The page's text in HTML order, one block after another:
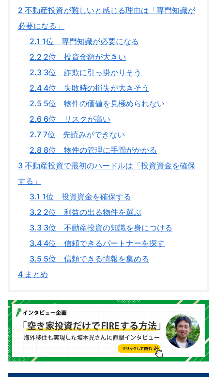
2 不動産投資が難しいと感じる理由は「専門知識が
必要になる」
2.1 1位 専門知識が必要になる
2.2 2位 投資金額が大きい
2.3 3位 詐欺に引っ掛かりそう
2.4 4位 失敗時の損失が大きそう
2.5 5位 物件の価値を見極められない
2.6 6位 リスクが高い
2.7 7位 先読みができない
2.8 8位 物件の管理に手間がかかる
3 不動産投資で最初のハードルは「投資資金を確保
する」
3.1 1位 投資資金を確保する
3.2 2位 利益の出る物件を選ぶ
3.3 3位 不動産投資の知識を身につける
3.4 4位 信頼できるパートナーを探す
3.5 5位 信頼できる情報を集める
4 まとめ